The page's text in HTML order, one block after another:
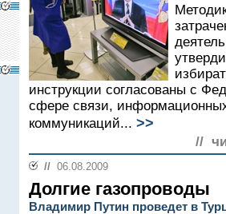
инструкции согласованы с
сфере связи,
коммуникаций... >>
//
// 06.08.2009
Долгие газопроводы
Владимир Путин проведет в